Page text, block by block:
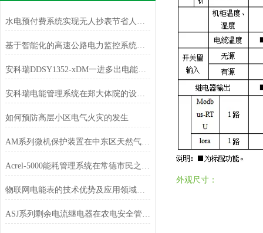
水电预付费系统实现无人抄表节省人力的优势
基于智能化的高速公路电力监控系统技术研究
安科瑞DDSY1352-xDM一进多出电能表赋能高校宿舍精细化管理
安科瑞电能管理系统在郑大体院的设计与应用
如何预防高层小区电气火灾的发生
AM系列微机保护装置在中东区天然气回收站配电工程中的应用
Acrel-5000能耗管理系统在常德市民之家的应用
物联网电能表的技术优势及应用领域简单分析
ASJ系列剩余电流继电器在农电安全管理中的应用​
外观尺寸：